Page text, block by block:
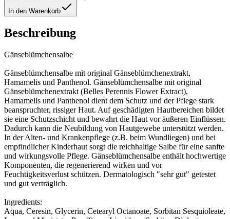
In den Warenkorb
Beschreibung
Gänseblümchensalbe
Gänseblümchensalbe mit original Gänseblümchenextrakt,
Hamamelis und Panthenol. Gänseblümchensalbe mit original
Gänseblümchenextrakt (Belles Perennis Flower Extract),
Hamamelis und Panthenol dient dem Schutz und der Pflege stark
beanspruchter, rissiger Haut. Auf geschädigten Hautbereichen bildet
sie eine Schutzschicht und bewahrt die Haut vor äußeren Einflüssen.
Dadurch kann die Neubildung von Hautgewebe unterstützt werden.
In der Alten- und Krankenpflege (z.B. beim Wundliegen) und bei
empfindlicher Kinderhaut sorgt die reichhaltige Salbe für eine sanfte
und wirkungsvolle Pflege. Gänseblümchensalbe enthält hochwertige
Komponenten, die regenerierend wirken und vor
Feuchtigkeitsverlust schützen. Dermatologisch "sehr gut" getestet
und gut verträglich.
Ingredients:
Aqua, Ceresin, Glycerin, Cetearyl Octanoate, Sorbitan Sesquioleate,